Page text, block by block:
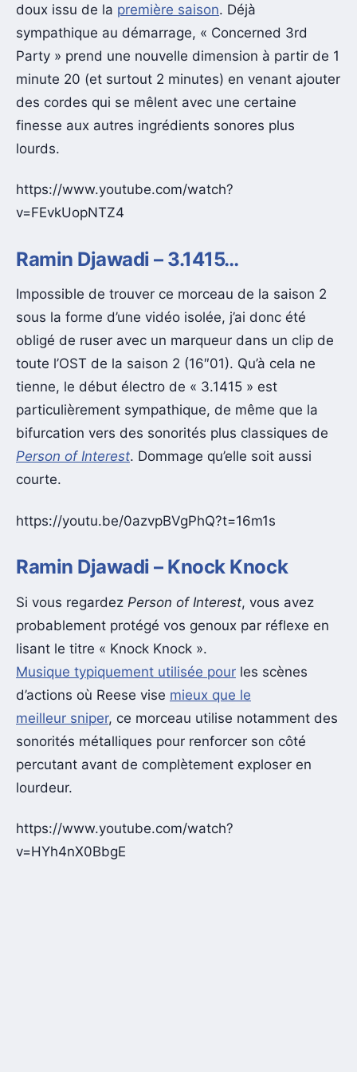
doux issu de la première saison. Déjà
sympathique au démarrage, « Concerned 3rd
Party » prend une nouvelle dimension à partir de 1
minute 20 (et surtout 2 minutes) en venant ajouter
des cordes qui se mêlent avec une certaine
finesse aux autres ingrédients sonores plus
lourds.
https://www.youtube.com/watch?
v=FEvkUopNTZ4
Ramin Djawadi – 3.1415…
Impossible de trouver ce morceau de la saison 2
sous la forme d’une vidéo isolée, j’ai donc été
obligé de ruser avec un marqueur dans un clip de
toute l’OST de la saison 2 (16″01). Qu’à cela ne
tienne, le début électro de « 3.1415 » est
particulièrement sympathique, de même que la
bifurcation vers des sonorités plus classiques de
Person of Interest. Dommage qu’elle soit aussi
courte.
https://youtu.be/0azvpBVgPhQ?t=16m1s
Ramin Djawadi – Knock Knock
Si vous regardez Person of Interest, vous avez
probablement protégé vos genoux par réflexe en
lisant le titre « Knock Knock ».
Musique typiquement utilisée pour les scènes
d’actions où Reese vise mieux que le
meilleur sniper, ce morceau utilise notamment des
sonorités métalliques pour renforcer son côté
percutant avant de complètement exploser en
lourdeur.
https://www.youtube.com/watch?
v=HYh4nX0BbgE